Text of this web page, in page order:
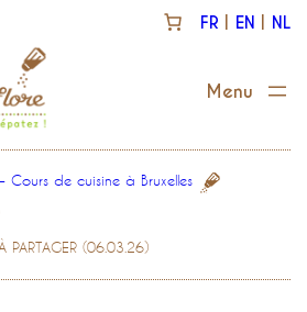
FR EN NL
Cours de cuisine à Bruxelles
PARTAGER (06.03.26)